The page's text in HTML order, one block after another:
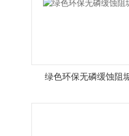
绿色环保无磷缓蚀阻